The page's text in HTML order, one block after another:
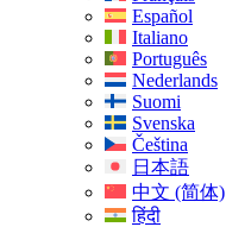
Español
Italiano
Português
Nederlands
Suomi
Svenska
Čeština
日本語
中文 (简体)
हिंदी